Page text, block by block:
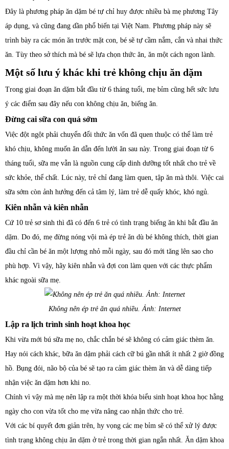
Đây là phương pháp ăn dặm bé tự chỉ huy được nhiều bà mẹ phương Tây
áp dụng, và cũng đang dần phổ biến tại Việt Nam. Phương pháp này sẽ
trình bày ra các món ăn trước mặt con, bé sẽ tự cầm nắm, cắn và nhai thức
ăn. Tùy theo sở thích mà bé sẽ lựa chọn thức ăn, ăn một cách ngon lành.
Một số lưu ý khác khi trẻ không chịu ăn dặm
Trong giai đoạn ăn dặm bắt đầu từ 6 tháng tuổi, mẹ bỉm cũng hết sức lưu
ý các điểm sau đây nếu con không chịu ăn, biếng ăn.
Đừng cai sữa con quá sớm
Việc đột ngột phải chuyển đổi thức ăn vốn đã quen thuộc có thể làm trẻ
khó chịu, không muốn ăn dẫn đến lười ăn sau này. Trong giai đoạn từ 6
tháng tuổi, sữa mẹ vẫn là nguồn cung cấp dinh dưỡng tốt nhất cho trẻ về
sức khỏe, thể chất. Lúc này, trẻ chỉ đang làm quen, tập ăn mà thôi. Việc cai
sữa sớm còn ảnh hưởng đến cả tâm lý, làm trẻ dễ quấy khóc, khó ngủ.
Kiên nhẫn và kiên nhẫn
Cứ 10 trẻ sơ sinh thì đã có đến 6 trẻ có tình trạng biếng ăn khi bắt đầu ăn
dặm. Do đó, mẹ đừng nóng vội mà ép trẻ ăn dù bé không thích, thời gian
đầu chỉ cần bé ăn một lượng nhỏ mỗi ngày, sau đó mới tăng lên sao cho
phù hợp. Vì vậy, hãy kiên nhẫn và đợi con làm quen với các thực phẩm
khác ngoài sữa mẹ.
Không nên ép trẻ ăn quá nhiều. Ảnh: Internet
Lập ra lịch trình sinh hoạt khoa học
Khi vừa mới bú sữa mẹ no, chắc chắn bé sẽ không có cảm giác thèm ăn.
Hay nói cách khác, bữa ăn dặm phải cách cữ bú gần nhất ít nhất 2 giờ đồng
hồ. Bụng đói, não bộ của bé sẽ tạo ra cảm giác thèm ăn và dễ dàng tiếp
nhận việc ăn dặm hơn khi no.
Chính vì vậy mà mẹ nên lập ra một thời khóa biểu sinh hoạt khoa học hằng
ngày cho con vừa tốt cho mẹ vừa nâng cao nhận thức cho trẻ.
Với các bí quyết đơn giản trên, hy vọng các mẹ bỉm sẽ có thể xử lý được
tình trạng không chịu ăn dặm ở trẻ trong thời gian ngắn nhất. Ăn dặm khoa